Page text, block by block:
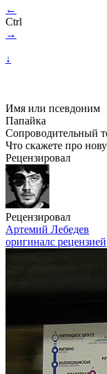
←
Ctrl
→
↓
Имя или псевдоним
Папайка
Сопроводительный
Что скажете про
Рецензировал
Рецензировал
Артемий Лебедев
оригиналс рецензией